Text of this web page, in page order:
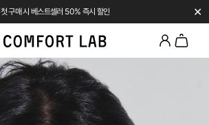
첫 구매 시 베스트셀러 50% 즉시 할인 ✕